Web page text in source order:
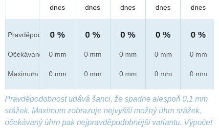
Pravděpod.
Očekáváno
Maximum
dnes
0 %
0 mm
0 mm
dnes
0 %
0 mm
0 mm
dnes
0 %
0 mm
0 mm
dnes
0 %
0 mm
0 mm
dnes
0 %
0 mm
0 mm
Pravděpodobnost udává šanci, že spadne alespoň 0,1 mm
srážek. Maximum zobrazuje nejvyšší možný úhrn srážek,
očekávaný úhrn pak nejpravděpodobnější variantu. Výpočet